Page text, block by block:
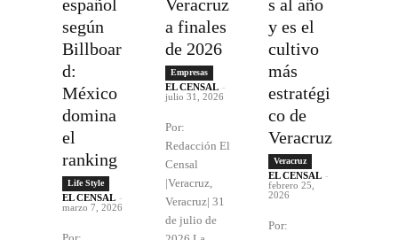
español
según
Billboar
d:
México
domina
el
ranking
Life Style
EL CENSAL -
marzo 7, 2026
Veracruz
a finales
de 2026
Empresas
EL CENSAL -
julio 31, 2026
Por:
Redacción El
Censal
|Veracruz,
Veracruz| 31
de julio de
s al año
y es el
cultivo
más
estratégi
co de
Veracruz
Veracruz
EL CENSAL -
febrero 25,
2026
Por: